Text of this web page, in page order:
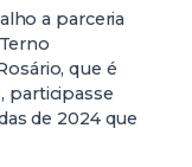
a parceria
que é
participasse
de 2024 que